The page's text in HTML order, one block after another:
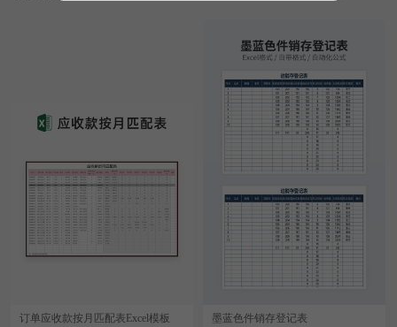
订单应收款按月匹配表Excel模板 墨蓝色件销存登记表